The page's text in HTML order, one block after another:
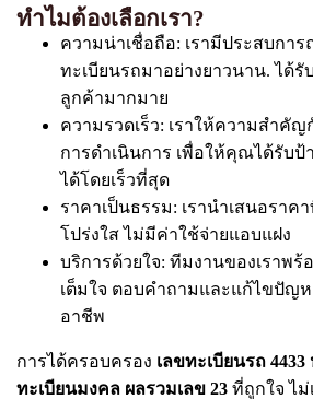
ทำไมต้องเลือกเรา?
ความน่าเชื่อถือ: เรามีประสบกา
ทะเบียนรถมาอย่างยาวนาน. ได้รั
ลูกค้ามากมาย
ความรวดเร็ว: เราให้ความสำคัญ
การดำเนินการ เพื่อให้คุณได้รับป้
ได้โดยเร็วที่สุด
ราคาเป็นธรรม: เรานำเสนอราค
โปร่งใส ไม่มีค่าใช้จ่ายแอบแฝง
บริการด้วยใจ: ทีมงานของเราพ
เต็มใจ ตอบคำถามและแก้ไขปัญ
อาชีพ
การได้ครอบครอง เลขทะเบียนรถ
ทะเบียนมงคล ผลรวมเลข 23 ที่ถูกใจ ไม่